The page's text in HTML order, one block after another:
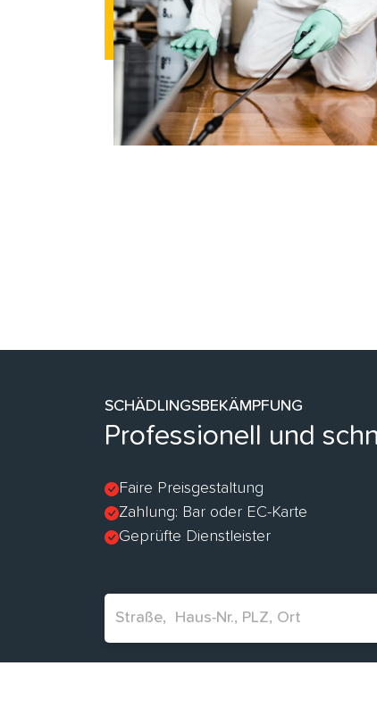
SCHÄDLINGSBEKÄMPFUNG
Professionell und
Faire Preisgestaltung
Zahlung: Bar oder EC-Karte
Geprüfte Dienstleister